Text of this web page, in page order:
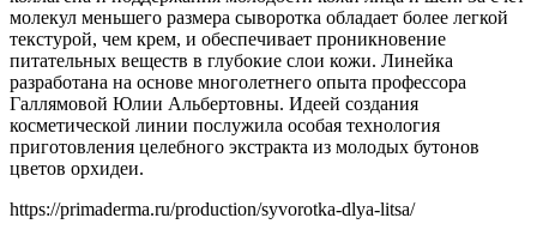
молекул меньшего размера сыворотка обладает более легкой
текстурой, чем крем, и обеспечивает проникновение
питательных веществ в глубокие слои кожи. Линейка
разработана на основе многолетнего опыта профессора
Галлямовой Юлии Альбертовны. Идеей создания
косметической линии послужила особая технология
приготовления целебного экстракта из молодых бутонов
цветов орхидеи.
https://primaderma.ru/production/syvorotka-dlya-litsa/